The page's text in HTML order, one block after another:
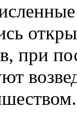
при